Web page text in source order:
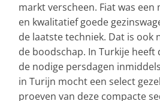
markt verscheen. Fiat was
en kwalitatief goede
de laatste techniek. Dat is ook
de boodschap. In Turkije
de nodige persdagen
in Turijn mocht een select
proeven van deze compacte